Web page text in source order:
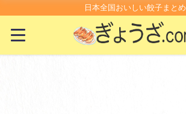
日本全国おいしい餃子まとめ